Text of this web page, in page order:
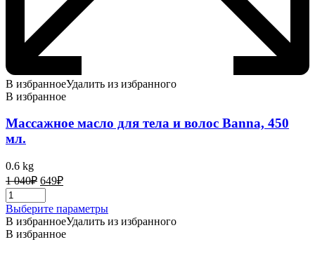
В избранноеУдалить из избранного
В избранное
Массажное масло для тела и волос Banna, 450
мл.
0.6 kg
1 040₽ Первоначальная
цена
составляла
1
040₽.
649₽Текущая
649₽.
Выберите параметрыЭтот
товар
В избранноеУдалить из избранного
В избранное